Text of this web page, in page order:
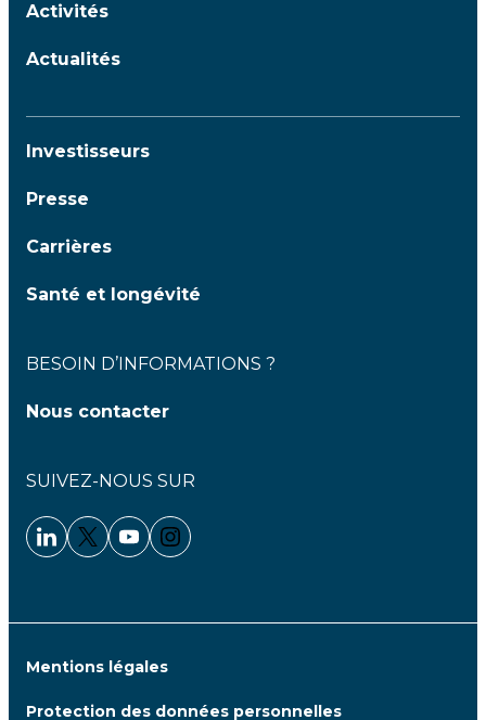
Activités
Actualités
Investisseurs
Presse
Carrières
Santé et longévité
BESOIN D’INFORMATIONS ?
Nous contacter
SUIVEZ-NOUS SUR
Linkedin - Clariane
Twitter - Clariane
Youtube - Clariane
Instagram - Clariane
Mentions légales
Protection des données personnelles